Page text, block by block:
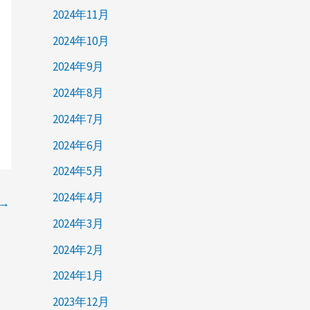
2024年11月
2024年10月
2024年9月
2024年8月
2024年7月
2024年6月
2024年5月
2024年4月
2024年3月
2024年2月
2024年1月
2023年12月